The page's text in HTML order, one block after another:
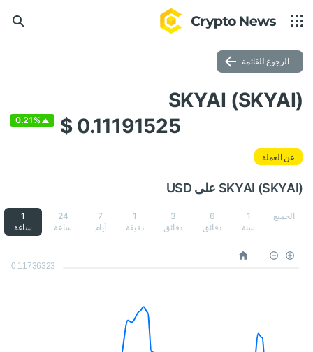
الرجوع للقائمة
SKYAI (SKYAI)
$ 0.11191525
0.21%
عن العملة
SKYAI (SKYAI) على USD
الجميع
1
سنة
6
دقائق
3
دقائق
دقيقة
7
أيام
24
ساعة
1
ساعة
0.11736323